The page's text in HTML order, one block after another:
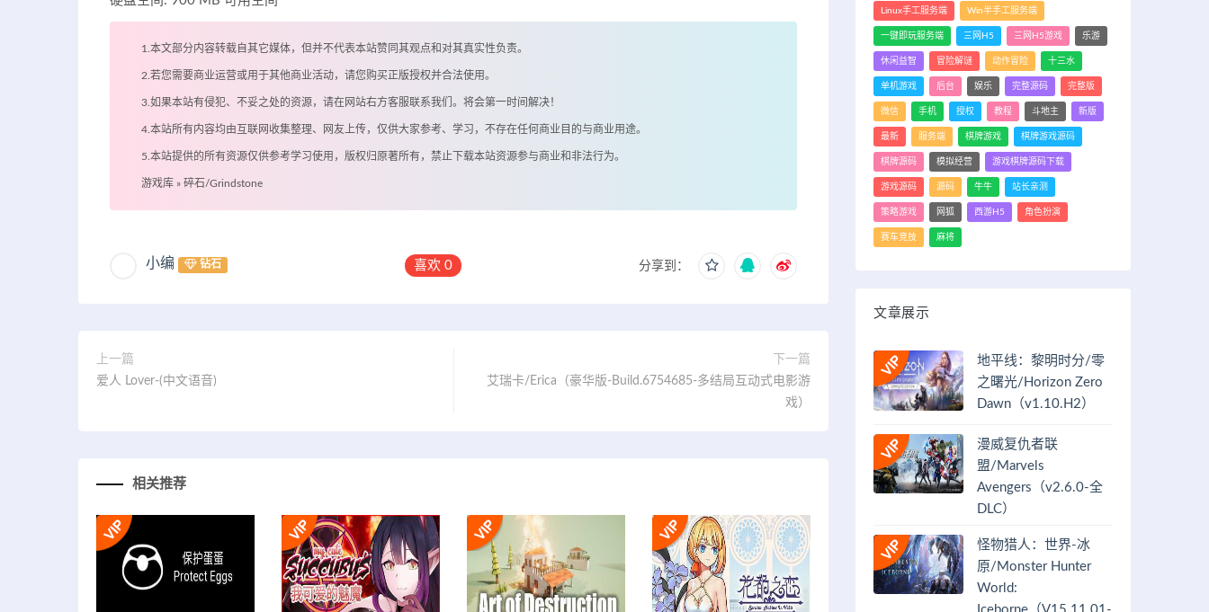
1.本文部分内容转载自其它媒体，但并不代表本站赞同其观点和对其真实性负责。
2.若您需要商业运营或用于其他商业活动，请您购买正版授权并合法使用。
3.如果本站有侵犯、不妥之处的资源，请在网站右方客服联系我们。将会第一时间解决！
4.本站所有内容均由互联网收集整理、网友上传，仅供大家参考、学习，不存在任何商业目的与商业用途。
5.本站提供的所有资源仅供参考学习使用，版权归原著所有，禁止下载本站资源参与商业和非法行为。
游戏库 » 碎石/Grindstone
小编 钻石 喜欢0 分享到：
上一篇
爱人 Lover-(中文语音)
下一篇
艾瑞卡/Erica（豪华版-Build.6754685-多结局互动式电影游
戏）
相关推荐
Linux手工服务端 Win半手工服务端
一键即玩服务端 三网H5 三网H5游戏 乐游
休闲益智 冒险解谜 动作冒险 十三水
单机游戏 后台 娱乐 完整源码 完整版
微信 手机 授权 教程 斗地主 新版
最新 服务端 棋牌游戏 棋牌游戏源码
棋牌源码 模拟经营 游戏棋牌源码下载
游戏源码 源码 牛牛 站长亲测
策略游戏 网狐 西游H5 角色扮演
赛车竞技 麻将
文章展示
地平线：黎明时分/零
之曙光/Horizon Zero
Dawn（v1.10.H2）
漫威复仇者联
盟/Marvels
Avengers（v2.6.0-全
DLC）
怪物猎人：世界-冰
原/Monster Hunter
World: